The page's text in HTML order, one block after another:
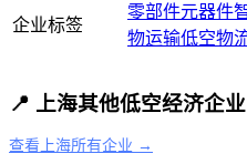
企业标签
零部件元器件
物运输低空物
📍 上海其他低空经济企业
查看上海所有企业 →